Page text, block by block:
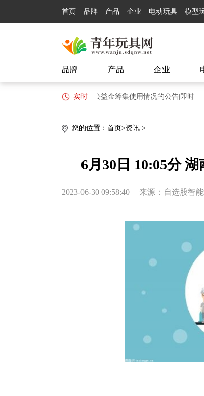
首页 品牌 产品 企业 电动玩具 模型
品牌 产品 企业
实时
2022年北京市体育彩票公益金筹集使用情况的公告|即时 头
您的位置： 首页>资讯 >
6月30日 10:05分
2023-06-30 09:58:40 来源：自选股智